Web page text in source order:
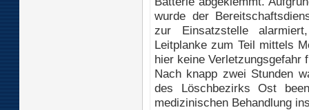
wurde der
zur Einsatzstelle
Leitplanke zum Teil mittels
hier keine Verletzungsgefahr
Nach knapp zwei Stunden
des Löschbezirks Ost
medizinischen Behandlung